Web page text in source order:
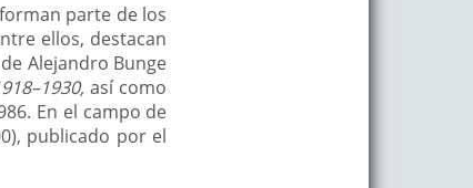
parte de los
ellos, destacan
Alejandro Bunge
así como
En el campo de
publicado por el